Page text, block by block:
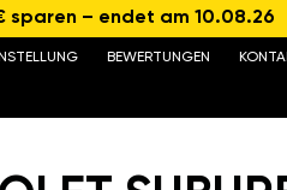
sparen – endet am 10.08.26
BEWERTUNGEN